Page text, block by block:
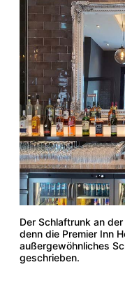
Der Schlaftrunk an
denn die Premier Inn
außergewöhnliches
geschrieben.